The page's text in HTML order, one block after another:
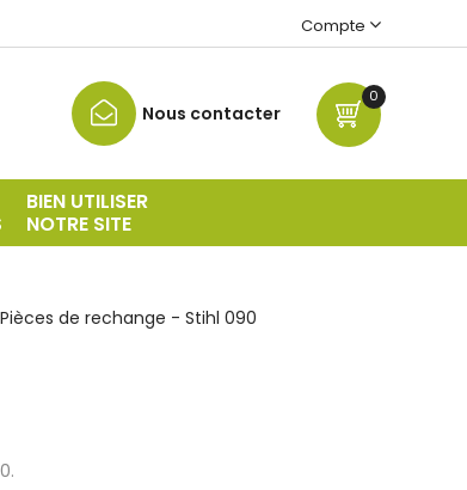
Compte
0
Nous contacter
BIEN UTILISER
NOTRE SITE
Pièces de rechange - Stihl 090